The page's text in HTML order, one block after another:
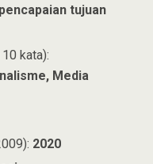
tujuan
kata):
Media
2020